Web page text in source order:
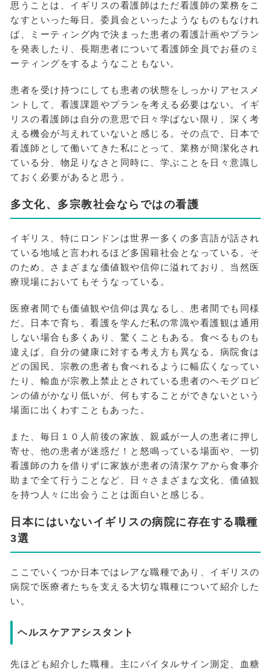
思うことは、イギリスの看護師はただ看護師の業務をこ
なすといった毎日。委員会といったようなものもなけれ
ば、ミーティング内で決まった患者の看護計画やプラン
を発表したり、長期患者について看護師全員でお昼のミ
ーティングをするようなこともない。
患者を受け持つにしても患者の状態をしっかりアセスメ
ントして、看護課題やプランを考える必要はない。イギ
リスの看護師は自分の意思で日々学ばない限り、深く考
える機会が与えれていないと感じる。その点で、日本で
看護師として働いてきた私にとって、業務が簡潔化され
ている分、物足りなさと同時に、学ぶことを日々意識し
ておく必要があると思う。
多文化、多宗教社会ならではの看護
イギリス、特にロンドンは世界一多くの多言語が話され
ている地域と言われるほど多国籍社会となっている。そ
のため、さまざまな価値観や信仰に溢れており、当然医
療現場においてもそうなっている。
医療者間でも価値観や信仰は異なるし、患者間でも同様
だ。日本で育ち、看護を学んだ私の常識や看護観は通用
しない場合も多くあり、驚くこともある。食べるものも
違えば、自分の健康に対する考え方も異なる。病院食は
どの国民、宗教の患者も食べれるように幅広くなってい
たり、輸血が宗教上禁止とされている患者のヘモグロビ
ンの値がかなり低いが、何もすることができないという
場面に出くわすこともあった。
また、毎日１０人前後の家族、親戚が一人の患者に押し
寄せ、他の患者が迷惑だ！と怒鳴っている場面や、一切
看護師の力を借りずに家族が患者の清潔ケアから食事介
助まで全て行うことなど、日々さまざまな文化、価値観
を持つ人々に出会うことは面白いと感じる。
日本にはいないイギリスの病院に存在する職種
3選
ここでいくつか日本ではレアな職種であり、イギリスの
病院で医療者たちを支える大切な職種について紹介した
い。
ヘルスケアアシスタント
先ほども紹介した職種。主にバイタルサイン測定、血糖